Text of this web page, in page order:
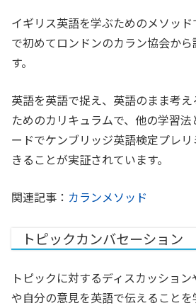
イギリス英語を学ぶためのメソッ
で初めてロンドンのカラン協会か
す。
英語を英語で捉え、英語のまま考
ためのカリキュラムで、他の学習
ードでケンブリッジ英語検定プレ
きることが実証されています。
関連記事： カランメソッド
トピックカンバセーション
トピックに対するディスカッショ
や自分の意見を英語で伝えること